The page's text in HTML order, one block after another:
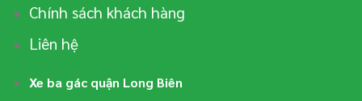
Chính sách khách hàng
Liên hệ
Xe ba gác quận Long Biên